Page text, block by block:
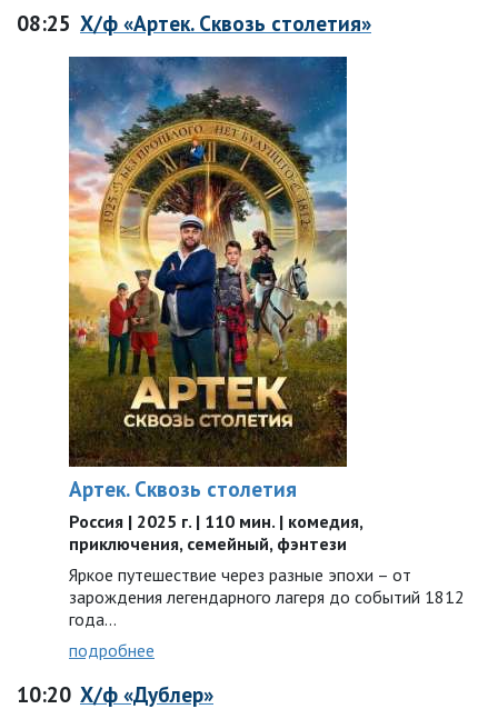
08:25 Х/ф «Артек. Сквозь столетия»
Артек. Сквозь столетия
Россия | 2025 г. | 110 мин. | комедия,
приключения, семейный, фэнтези
Яркое путешествие через разные эпохи – от
зарождения легендарного лагеря до событий 1812
года…
подробнее
10:20 Х/ф «Дублер»